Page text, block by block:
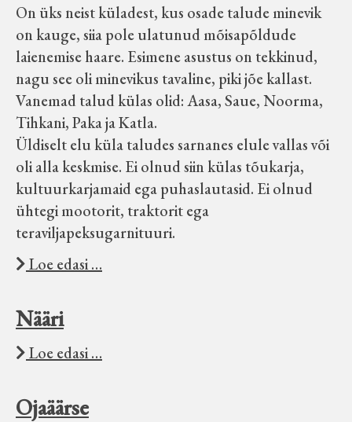
On üks neist küladest, kus osade talude minevik
on kauge, siia pole ulatunud mõisapõldude
laienemise haare. Esimene asustus on tekkinud,
nagu see oli minevikus tavaline, piki jõe kallast.
Vanemad talud külas olid: Aasa, Saue, Noorma,
Tihkani, Paka ja Katla.
Üldiselt elu küla taludes sarnanes elule vallas või
oli alla keskmise. Ei olnud siin külas tõukarja,
kultuurkarjamaid ega puhaslautasid. Ei olnud
ühtegi mootorit, traktorit ega
teraviljapeksugarnituuri.
Loe edasi …
Nääri
Loe edasi …
Ojaäärse